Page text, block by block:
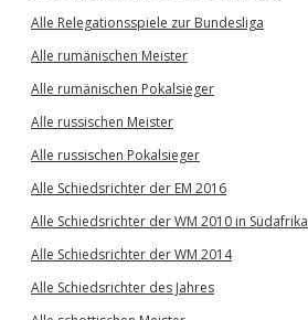
Alle Relegationsspiele zur Bundesliga
Alle rumänischen Meister
Alle rumänischen Pokalsieger
Alle russischen Meister
Alle russischen Pokalsieger
Alle Schiedsrichter der EM 2016
Alle Schiedsrichter der WM 2010 in Südafrika
Alle Schiedsrichter der WM 2014
Alle Schiedsrichter des Jahres